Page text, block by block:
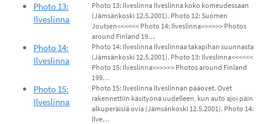
Photo 13:
Ilveslinna
Photo 13: Ilveslinna Ilveslinna koko komeudessaan
(Jämsänkoski 12.5.2001). Photo 12: Suomen
Joutsen<<<<<< Photo 14: Ilveslinna>>>>>> Photos
around Finland 19…
Photo 14:
Ilveslinna
Photo 14: Ilveslinna Ilveslinnaa takapihan suunnasta
(Jämsänkoski 12.5.2001). Photo 13: Ilveslinna<<<<<<
Photo 15: Ilveslinna>>>>>> Photos around Finland
199…
Photo 15:
Ilveslinna
Photo 15: Ilveslinna Ilveslinnan pääovet. Ovet
rakennettiin käsityönä uudelleen, kun auto ajoi päin
alkuperäisiä ovia (Jämsänkoski 12.5.2001). Photo 14:
Ilve…